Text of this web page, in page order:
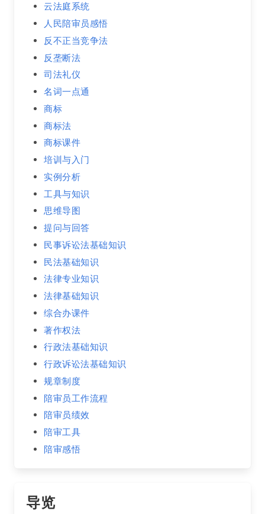
云法庭系统
人民陪审员感悟
反不正当竞争法
反垄断法
司法礼仪
名词一点通
商标
商标法
商标课件
培训与入门
实例分析
工具与知识
思维导图
提问与回答
民事诉讼法基础知识
民法基础知识
法律专业知识
法律基础知识
综合办课件
著作权法
行政法基础知识
行政诉讼法基础知识
规章制度
陪审员工作流程
陪审员绩效
陪审工具
陪审感悟
导览